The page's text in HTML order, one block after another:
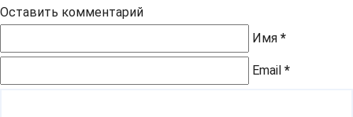
Оставить комментарий
Имя *
Email *